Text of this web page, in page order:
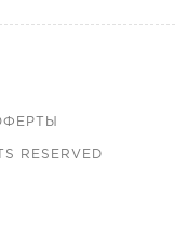
RESERVED